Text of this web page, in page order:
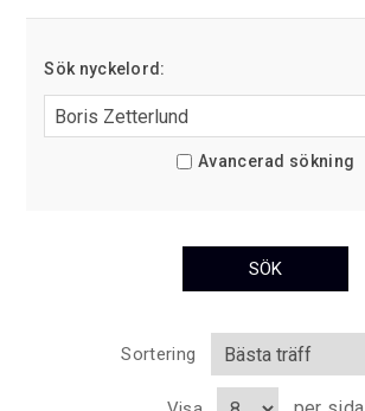
Sök nyckelord:
Avancerad sökning
Sortering